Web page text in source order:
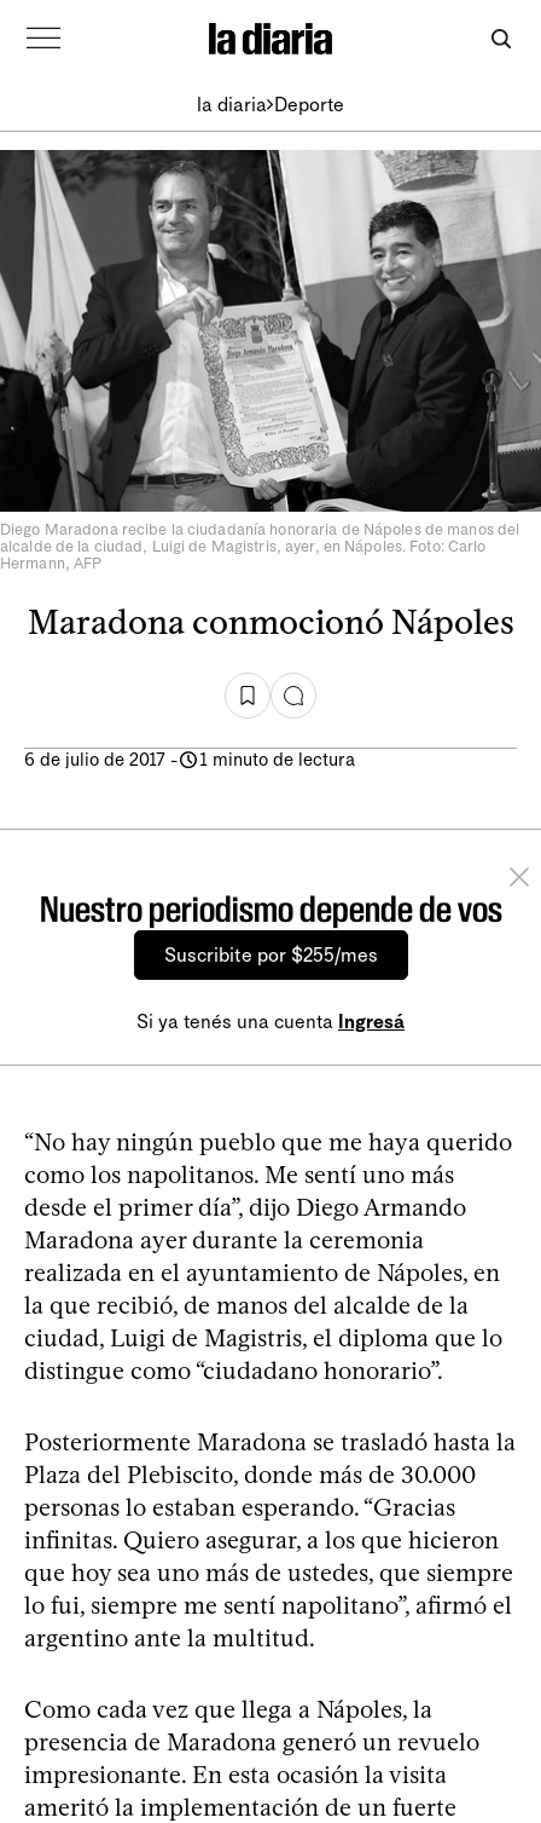
la diaria Deporte
Diego Maradona recibe la ciudadanía honoraria de Nápoles de manos del
alcalde de la ciudad, Luigi de Magistris, ayer, en Nápoles. Foto: Carlo
Hermann, AFP
Maradona conmocionó Nápoles
6 de julio de 2017 - 1 minuto de lectura
Nuestro periodismo depende de vos
Suscribite por $255/mes
Si ya tenés una cuenta Ingresá
“No hay ningún pueblo que me haya querido
como los napolitanos. Me sentí uno más
desde el primer día”, dijo Diego Armando
Maradona ayer durante la ceremonia
realizada en el ayuntamiento de Nápoles, en
la que recibió, de manos del alcalde de la
ciudad, Luigi de Magistris, el diploma que lo
distingue como “ciudadano honorario”.
Posteriormente Maradona se trasladó hasta la
Plaza del Plebiscito, donde más de 30.000
personas lo estaban esperando. “Gracias
infinitas. Quiero asegurar, a los que hicieron
que hoy sea uno más de ustedes, que siempre
lo fui, siempre me sentí napolitano”, afirmó el
argentino ante la multitud.
Como cada vez que llega a Nápoles, la
presencia de Maradona generó un revuelo
impresionante. En esta ocasión la visita
ameritó la implementación de un fuerte